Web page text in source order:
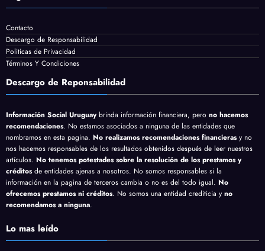
Contacto
Descargo de Responsabilidad
Politicas de Privacidad
Términos Y Condiciones
Descargo de Reponsabilidad
Información Social Uruguaybrinda información financiera, pero no hacemos
recomendaciones. No estamos asociados a ninguna de las entidades que
nombramos en esta pagina. No realizamos recomendaciones financierasy no
nos hacemos responsables de los resultados obtenidos después de leer nuestros
artículos. No tenemos potestades sobre la resolución de los prestamos y
créditosde entidades ajenas a nosotros. No somos responsables si la
información en la pagina de terceros cambia o no es del todo igual. No
ofrecemos prestamos ni créditos. No somos una entidad crediticia y no
recomendamos a ninguna.
Lo mas leído